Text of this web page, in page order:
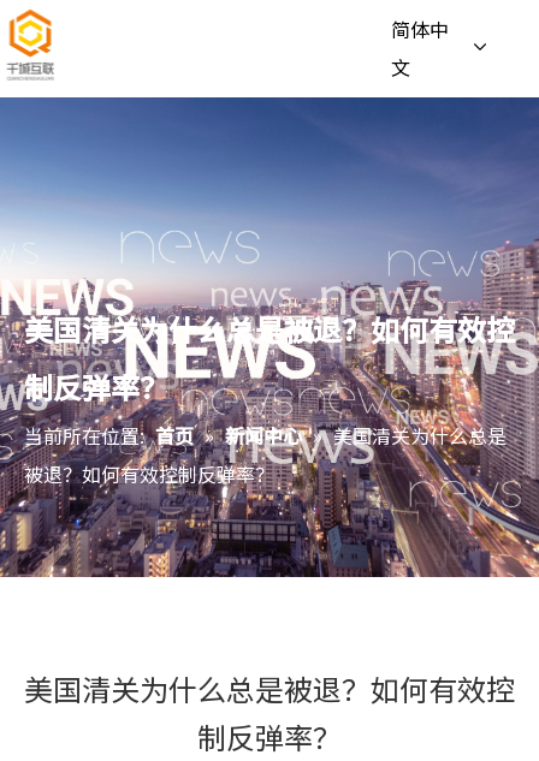
简体中
文
美国清关为什么总是被退？如何有效控
制反弹率？
当前所在位置: 首页 » 新闻中心 » 美国清关为什么总是
被退？如何有效控制反弹率？
美国清关为什么总是被退？如何有效控
制反弹率？